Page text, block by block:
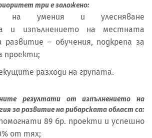
три е заложено:
на умения и улесняване
и изпълнението на местната
развитие – обучения, подкрепа за
проекти;
разходи на групата.
резултати от изпълнението на
за развитие на рибарската област са:
89 бр. проекти и успешно
от тях;